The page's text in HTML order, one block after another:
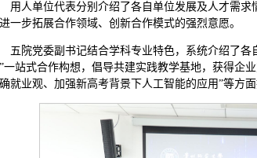
用人单位代表分别介绍了各自单位发展及人才需
一步拓展合作领域、创新合作模式的强烈意愿。
五院党委副书记结合学科专业特色，系统介绍了
一站式合作构想，倡导共建实践教学基地，获得企
就业观、加强新高考背景下人工智能的应用”等方面